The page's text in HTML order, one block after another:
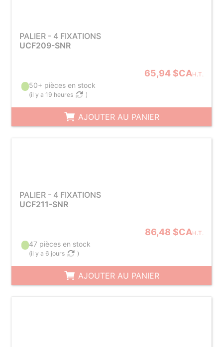
PALIER - 4 FIXATIONS
UCF209-SNR
65,94 $CAH.T.
50+ pièces en stock
(il y a 19 heures )
AJOUTER AU PANIER
PALIER - 4 FIXATIONS
UCF211-SNR
86,48 $CAH.T.
47 pièces en stock
(il y a 6 jours )
AJOUTER AU PANIER